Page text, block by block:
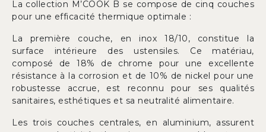
La collection M’COOK B se compose de cinq couches
pour une efficacité thermique optimale :
La première couche, en inox 18/10, constitue la
surface intérieure des ustensiles. Ce matériau,
composé de 18% de chrome pour une excellente
résistance à la corrosion et de 10% de nickel pour une
robustesse accrue, est reconnu pour ses qualités
sanitaires, esthétiques et sa neutralité alimentaire.
Les trois couches centrales, en aluminium, assurent